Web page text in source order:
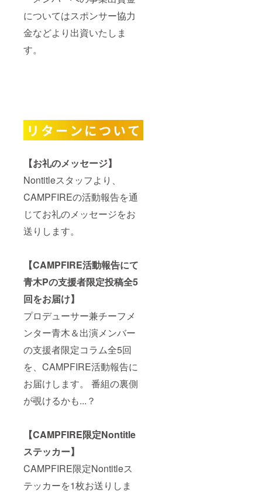
についてはスポンサー協力
金などより出資いたしま
す。
【お礼のメッセージ】
Nontitleスタッフより、
CAMPFIREの活動報告を通
じてお礼のメッセージをお
送りします。
【CAMPFIRE活動報告にて
青木Pの支援者限定投稿全5
回をお届け】
プロデューサー兼チーフメ
ンター青木＆出演メンバー
の支援者限定コラム全5回
を、CAMPFIRE活動報告に
お届けします。 番組の裏側
が覗けるかも...？
【CAMPFIRE限定Nontitle
ステッカー】
CAMPFIRE限定Nontitleス
テッカーを1枚お送りしま